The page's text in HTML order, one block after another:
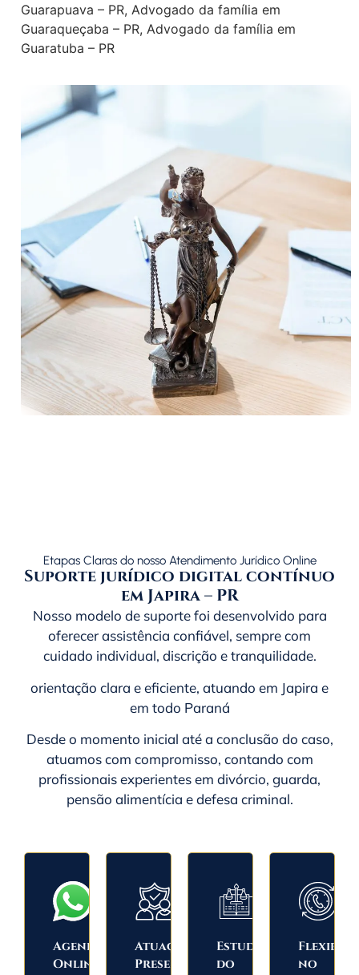
Guarapuava – PR, Advogado da família em
Guaraqueçaba – PR, Advogado da família em
Guaratuba – PR
Etapas Claras do nosso Atendimento Jurídico Online
Suporte jurídico digital contínuo
em Japira – PR
Nosso modelo de suporte foi desenvolvido para
oferecer assistência confiável, sempre com
cuidado individual, discrição e tranquilidade.
orientação clara e eficiente, atuando em Japira e
em todo Paraná
Desde o momento inicial até a conclusão do caso,
atuamos com compromisso, contando com
profissionais experientes em divórcio, guarda,
pensão alimentícia e defesa criminal.
Agendamento
Online
Atuação
Presente
Estudo
do
no